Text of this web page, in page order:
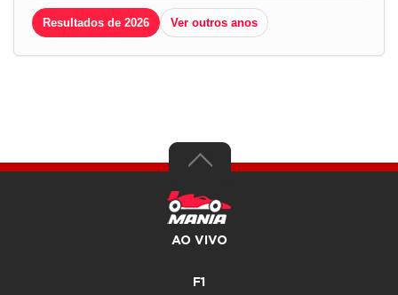
Resultados de 2026 Ver outros anos
AO VIVO
F1